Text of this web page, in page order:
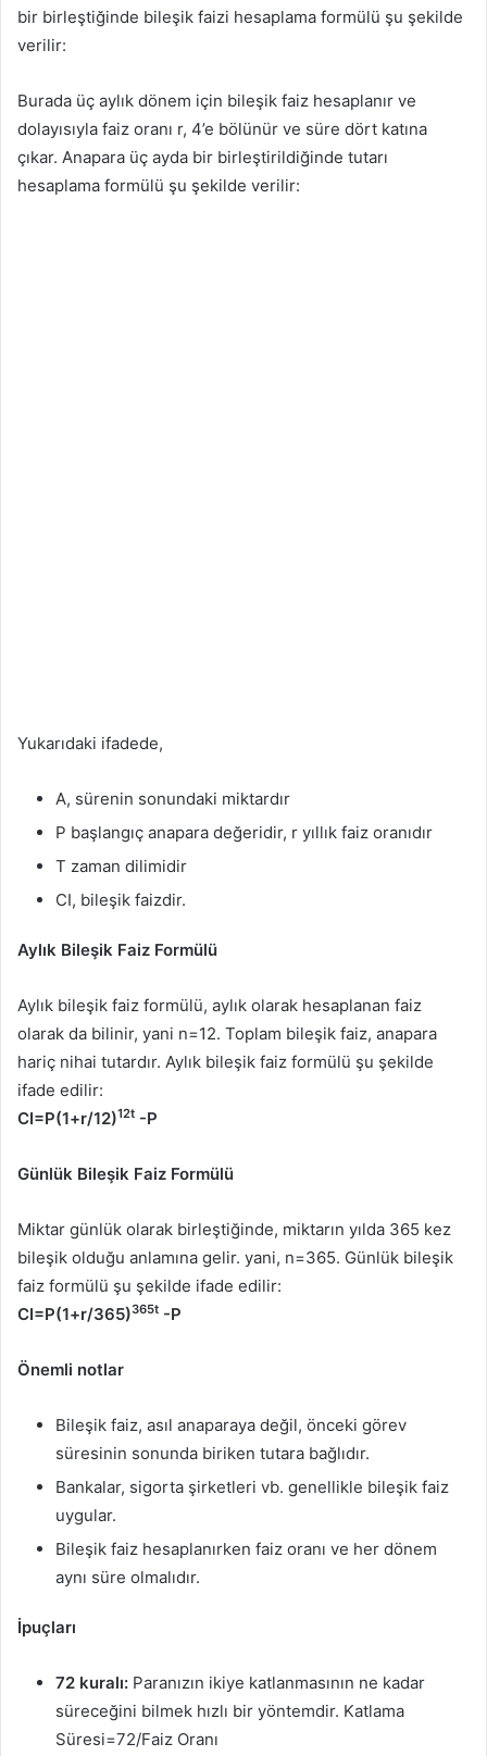
bir birleştiğinde bileşik faizi hesaplama formülü şu şekilde
verilir:
Burada üç aylık dönem için bileşik faiz hesaplanır ve
dolayısıyla faiz oranı r, 4’e bölünür ve süre dört katına
çıkar. Anapara üç ayda bir birleştirildiğinde tutarı
hesaplama formülü şu şekilde verilir:
Yukarıdaki ifadede,
A, sürenin sonundaki miktardır
P başlangıç ​​anapara değeridir, r yıllık faiz oranıdır
T zaman dilimidir
CI, bileşik faizdir.
Aylık Bileşik Faiz Formülü
Aylık bileşik faiz formülü, aylık olarak hesaplanan faiz
olarak da bilinir, yani n=12. Toplam bileşik faiz, anapara
hariç nihai tutardır. Aylık bileşik faiz formülü şu şekilde
ifade edilir:
CI=P(1+r/12)12t -P
Günlük Bileşik Faiz Formülü
Miktar günlük olarak birleştiğinde, miktarın yılda 365 kez
bileşik olduğu anlamına gelir. yani, n=365. Günlük bileşik
faiz formülü şu şekilde ifade edilir:
CI=P(1+r/365)365t -P
Önemli notlar
Bileşik faiz, asıl anaparaya değil, önceki görev
süresinin sonunda biriken tutara bağlıdır.
Bankalar, sigorta şirketleri vb. genellikle bileşik faiz
uygular.
Bileşik faiz hesaplanırken faiz oranı ve her dönem
aynı süre olmalıdır.
İpuçları
72 kuralı: Paranızın ikiye katlanmasının ne kadar
süreceğini bilmek hızlı bir yöntemdir. Katlama
Süresi=72/Faiz Oranı